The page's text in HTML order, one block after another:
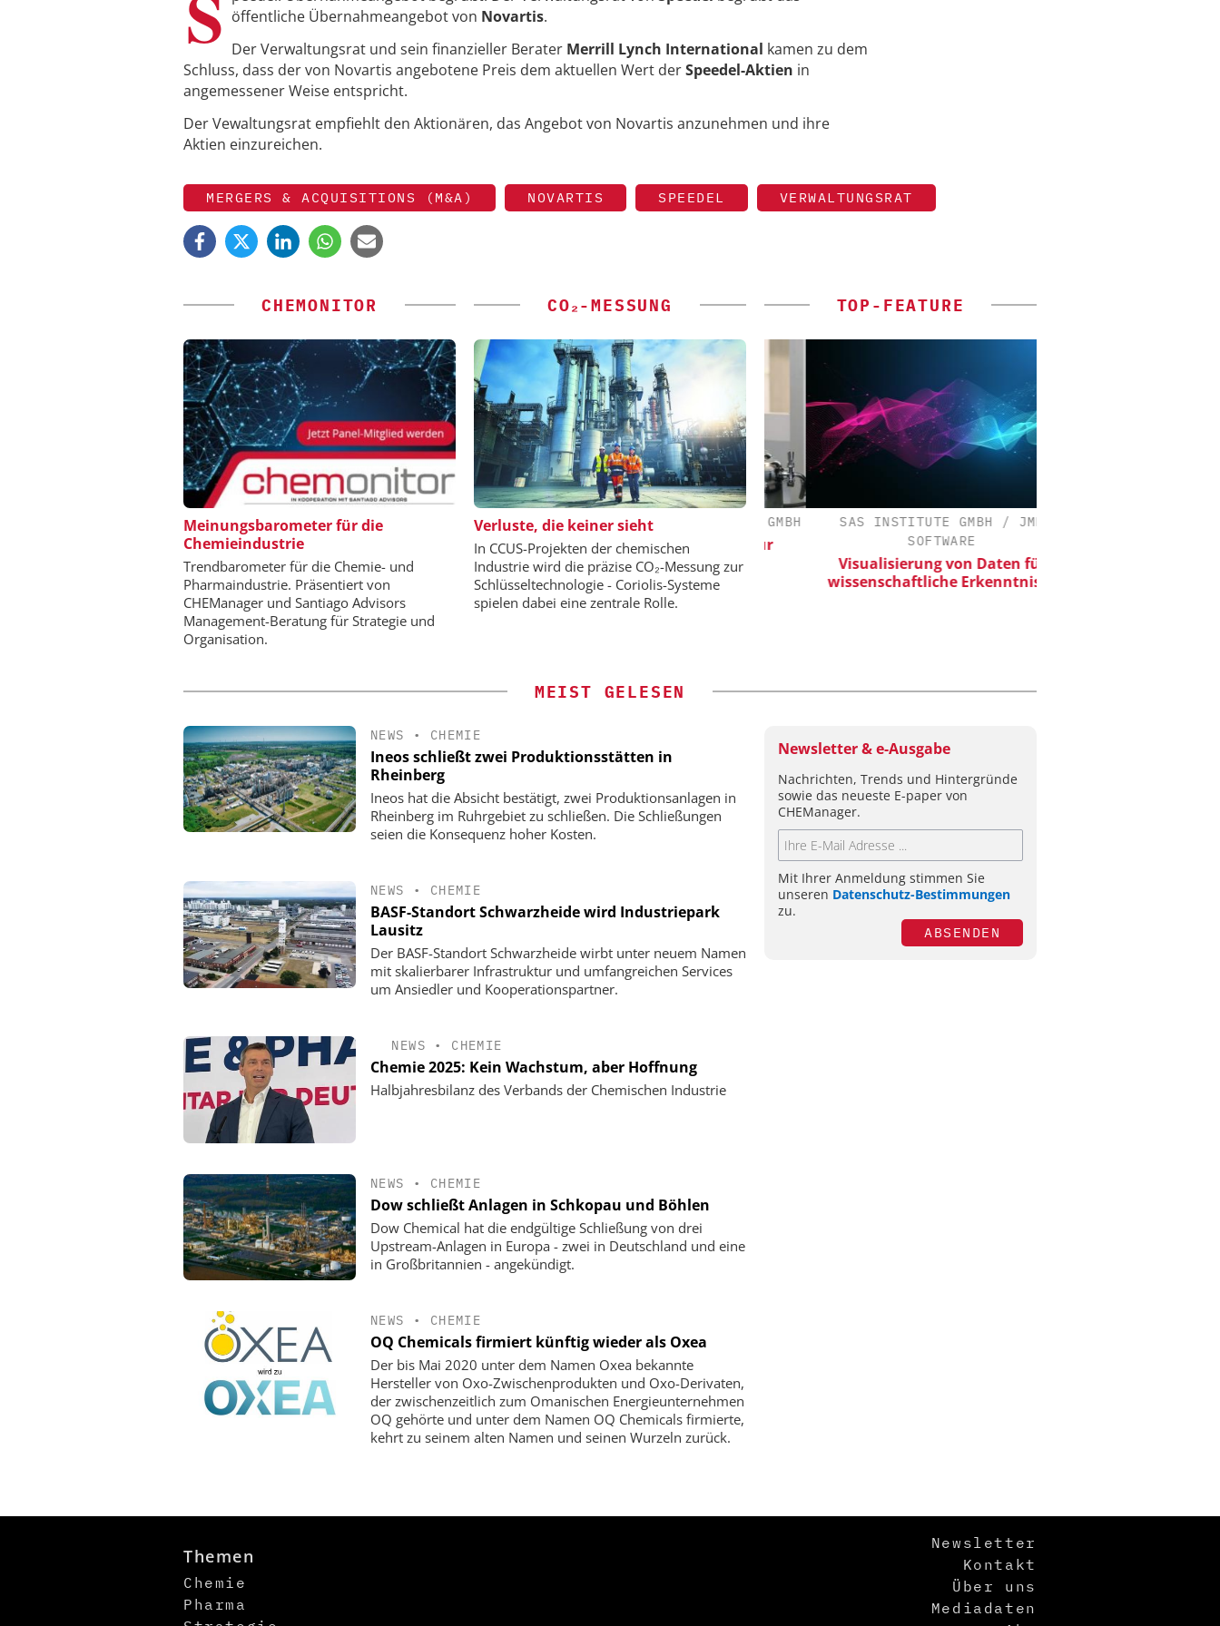
öffentliche Übernahmeangebot von Novartis.
Der Verwaltungsrat und sein finanzieller Berater Merrill Lynch International kamen zu dem
Schluss, dass der von Novartis angebotene Preis dem aktuellen Wert derSpeedel-Aktien in
angemessener Weise entspricht.
Der Vewaltungsrat empfiehlt den Aktionären, das Angebot von Novartis anzunehmen und ihre
Aktien einzureichen.
MERGERS & ACQUISITIONS (M&A) NOVARTIS SPEEDEL VERWALTUNGSRAT
CHEMONITOR
Meinungsbarometer für die
Chemieindustrie
Trendbarometer für die Chemie- und
Pharmaindustrie. Präsentiert von
CHEManager und Santiago Advisors
Management-Beratung für Strategie und
Organisation.
CO₂-MESSUNG
Verluste, die keiner sieht
In CCUS-Projekten der chemischen
Industrie wird die präzise CO₂-Messung zur
Schlüsseltechnologie - Coriolis-Systeme
spielen dabei eine zentrale Rolle.
TOP-FEATURE
CHEMANAGER C/O WILEY-VCH GMBH
Veranstaltungssponsoring: Next
Generation Batteries and Hydrogen
DIPL.-ING. WILHELM SCHMIDT GMBH
Skalierbar vom Labor bis zur
Produktion
SAS INSTITUTE GMBH / JMP
SOFTWARE
Visualisierung von Daten für
wissenschaftliche Erkenntnisse
MEIST GELESEN
NEWS • CHEMIE
Ineos schließt zwei Produktionsstätten in
Rheinberg
Ineos hat die Absicht bestätigt, zwei Produktionsanlagen in
Rheinberg im Ruhrgebiet zu schließen. Die Schließungen
seien die Konsequenz hoher Kosten.
NEWS • CHEMIE
BASF-Standort Schwarzheide wird Industriepark
Lausitz
Der BASF-Standort Schwarzheide wirbt unter neuem Namen
mit skalierbarer Infrastruktur und umfangreichen Services
um Ansiedler und Kooperationspartner.
NEWS • CHEMIE
Chemie 2025: Kein Wachstum, aber Hoffnung
Halbjahresbilanz des Verbands der Chemischen Industrie
NEWS • CHEMIE
Dow schließt Anlagen in Schkopau und Böhlen
Dow Chemical hat die endgültige Schließung von drei
Upstream-Anlagen in Europa - zwei in Deutschland und eine
in Großbritannien - angekündigt.
NEWS • CHEMIE
OQ Chemicals firmiert künftig wieder als Oxea
Der bis Mai 2020 unter dem Namen Oxea bekannte
Hersteller von Oxo-Zwischenprodukten und Oxo-Derivaten,
der zwischenzeitlich zum Omanischen Energieunternehmen
OQ gehörte und unter dem Namen OQ Chemicals firmierte,
kehrt zu seinem alten Namen und seinen Wurzeln zurück.
Newsletter & e-Ausgabe
Nachrichten, Trends und Hintergründe
sowie das neueste E-paper von
CHEManager.
Mit Ihrer Anmeldung stimmen Sie
unseren Datenschutz-Bestimmungen
zu.
ABSENDEN
Themen
Chemie
Pharma
Newsletter
Kontakt
Über uns
Mediadaten